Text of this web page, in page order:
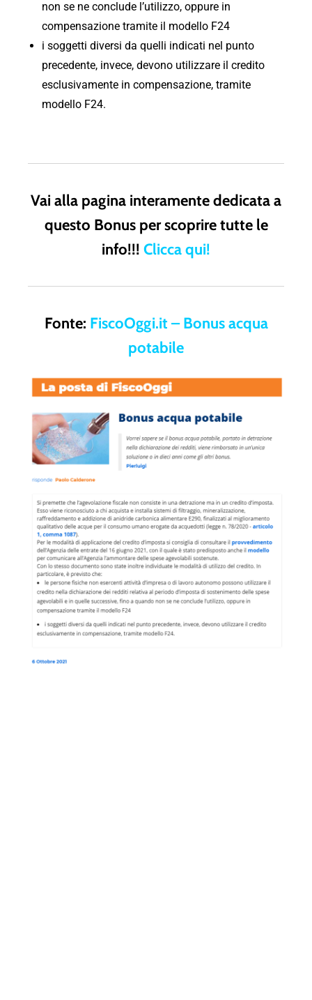
non se ne conclude l’utilizzo, oppure in
compensazione tramite il modello F24
i soggetti diversi da quelli indicati nel punto
precedente, invece, devono utilizzare il credito
esclusivamente in compensazione, tramite
modello F24.
Vai alla pagina interamente dedicata a
questo Bonus per scoprire tutte le
info!!! Clicca qui!
Fonte: FiscoOggi.it – Bonus acqua
potabile